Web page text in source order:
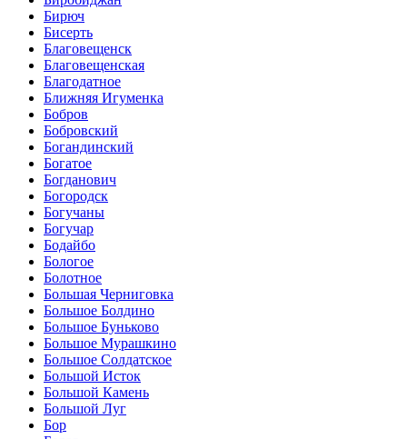
Бирюч
Бисерть
Благовещенск
Благовещенская
Благодатное
Ближняя Игуменка
Бобров
Бобровский
Богандинский
Богатое
Богданович
Богородск
Богучаны
Богучар
Бодайбо
Бологое
Болотное
Большая Черниговка
Большое Болдино
Большое Буньково
Большое Мурашкино
Большое Солдатское
Большой Исток
Большой Камень
Большой Луг
Бор